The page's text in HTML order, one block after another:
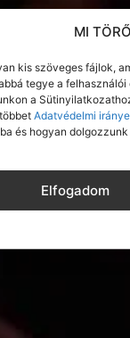
MI
kis szöveges fájlok,
tegye a
a
Adatvédelmi
és hogyan
Elfogadom